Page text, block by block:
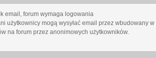
email, forum wymaga logowania
użytkownicy mogą wysyłać email przez wbudowany
na forum przez anonimowych użytkowników.